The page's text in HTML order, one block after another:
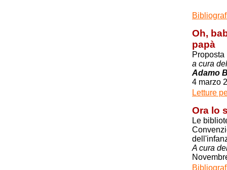
Oh,
papà
a cura
Adamo
4 marzo
Letture
Ora lo
Le
A cura